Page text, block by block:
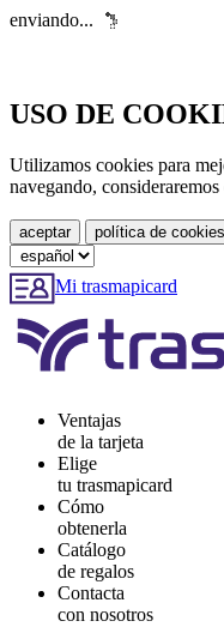
enviando...
USO DE
Utilizamos cookies para
navegando, consideraremos
Mi trasmapicard
Ventajas
de la tarjeta
Elige
tu trasmapicard
Cómo
obtenerla
Catálogo
de regalos
Contacta
con nosotros